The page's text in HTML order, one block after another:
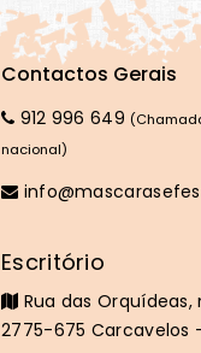
Contactos Gerais
912 996 649
nacional)
Escritório
Rua das Orquídeas,
2775-675 Carcavelos